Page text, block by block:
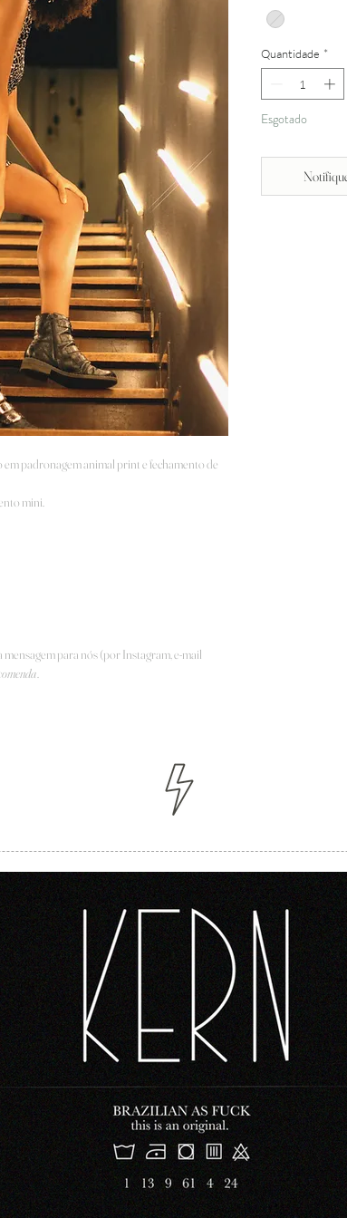
padronagem animal print e fechamento de
mini.
mensagem para nós (por Instagram, e-mail
.
Quantidade *
Esgotado